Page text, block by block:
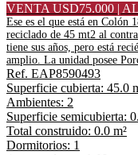
VENTA USD75.000 |
Ese es el que está en Colón
reciclado de 45 mt2 al
tiene sus años, pero está
amplio. La unidad posee
Ref. EAP8590493
Superficie cubierta: 45.0
Ambientes: 2
Superficie semicubierta:
Total construido: 0.0 m²
Dormitorios: 1